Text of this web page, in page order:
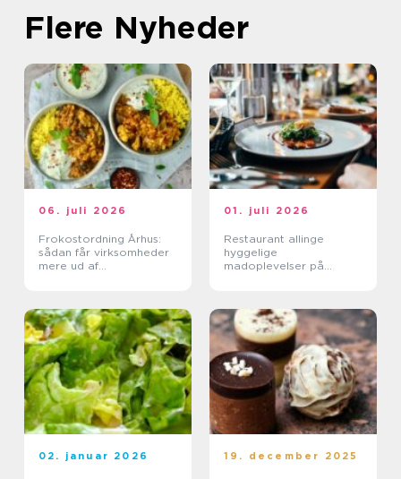
Flere Nyheder
06. juli 2026
Frokostordning Århus:
sådan får virksomheder
mere ud af
01. juli 2026
Restaurant allinge
hyggelige
madoplevelser på
02. januar 2026 19. december 2025